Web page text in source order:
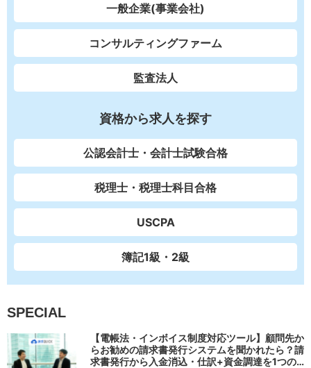
一般企業(事業会社)
コンサルティングファーム
監査法人
資格から求人を探す
公認会計士・会計士試験合格
税理士・税理士科目合格
USCPA
簿記1級・2級
SPECIAL
【電帳法・インボイス制度対応ツール】顧問先か
らお勧めの請求書発行システムを聞かれたら？請
求書発行から入金消込・仕訳+資金調達を1つの